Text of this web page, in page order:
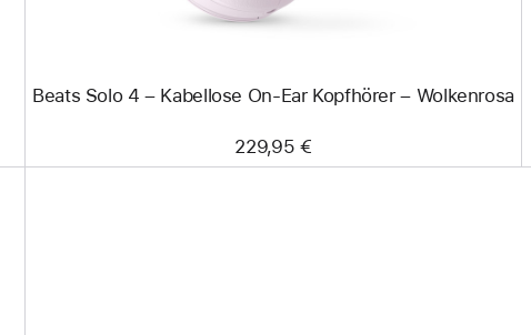
Wolkenrosa
Beats Solo 4 – Kabellose On‑Ear Kopfhörer – Wolkenrosa
229,95 €